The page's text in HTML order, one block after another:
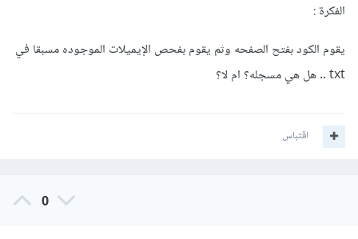
الفكرة
يقوم الكود بفتح الصفحه وثم يقوم بفحص الإيميلات الموجوده مسبقا في
txt .. هل هي مسجله؟ ام لا؟
اقتباس
0